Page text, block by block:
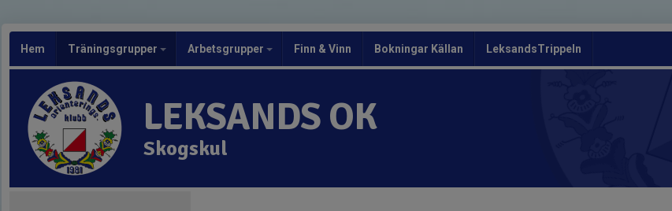
Hem Träningsgrupper Arbetsgrupper Finn & Vinn Bokningar Källan LeksandsTrippeln
LEKSANDS OK
Skogskul